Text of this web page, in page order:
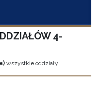
4-
wszystkie oddziały